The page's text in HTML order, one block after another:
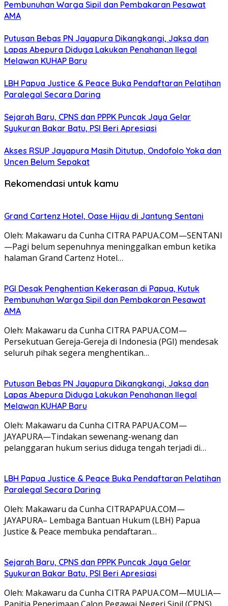
Pembunuhan Warga Sipil dan Pembakaran Pesawat
AMA
Putusan Bebas PN Jayapura Dikangkangi, Jaksa dan
Lapas Abepura Diduga Lakukan Penahanan Ilegal
Melawan KUHAP Baru
LBH Papua Justice & Peace Buka Pendaftaran Pelatihan
Paralegal Secara Daring
Sejarah Baru, CPNS dan PPPK Puncak Jaya Gelar
Syukuran Bakar Batu, PSI Beri Apresiasi
Akses RSUP Jayapura Masih Ditutup, Ondofolo Yoka dan
Uncen Belum Sepakat
Rekomendasi untuk kamu
Grand Cartenz Hotel, Oase Hijau di Jantung Sentani
Oleh: Makawaru da Cunha CITRA PAPUA.COM—SENTANI
—Pagi belum sepenuhnya meninggalkan embun ketika
halaman Grand Cartenz Hotel…
PGI Desak Penghentian Kekerasan di Papua, Kutuk
Pembunuhan Warga Sipil dan Pembakaran Pesawat
AMA
Oleh: Makawaru da Cunha CITRA PAPUA.COM—
Persekutuan Gereja-Gereja di Indonesia (PGI) mendesak
seluruh pihak segera menghentikan…
Putusan Bebas PN Jayapura Dikangkangi, Jaksa dan
Lapas Abepura Diduga Lakukan Penahanan Ilegal
Melawan KUHAP Baru
Oleh: Makawaru da Cunha CITRA PAPUA.COM—
JAYAPURA—Tindakan sewenang-wenang dan
pelanggaran hukum serius diduga tengah terjadi di…
LBH Papua Justice & Peace Buka Pendaftaran Pelatihan
Paralegal Secara Daring
Oleh: Makawaru da Cunha CITRAPAPUA.COM—
JAYAPURA– Lembaga Bantuan Hukum (LBH) Papua
Justice & Peace membuka pendaftaran…
Sejarah Baru, CPNS dan PPPK Puncak Jaya Gelar
Syukuran Bakar Batu, PSI Beri Apresiasi
Oleh: Makawaru da Cunha CITRA PAPUA.COM—MULIA—